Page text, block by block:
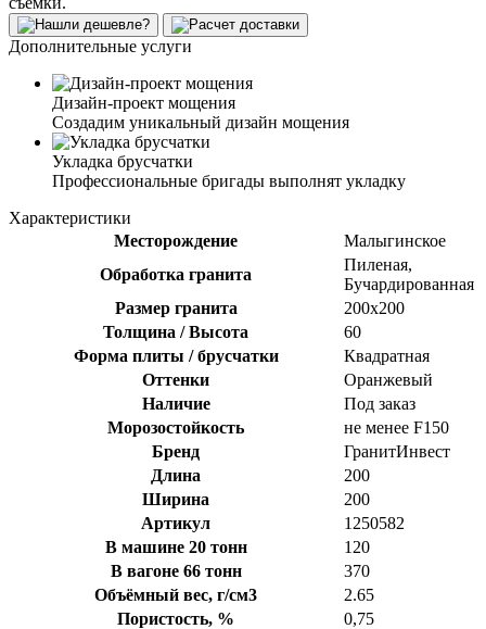
Дополнительные услуги
Дизайн-проект мощения
Создадим уникальный дизайн мощения
Укладка брусчатки
Профессиональные бригады выполнят укладку
Характеристики
Месторождение
Малыгинское
Обработка гранита
Пиленая,
Бучардированная
Размер гранита
200х200
Толщина / Высота
60
Форма плиты / брусчатки
Квадратная
Оттенки
Оранжевый
Наличие
Под заказ
Морозостойкость
не менее F150
Бренд
ГранитИнвест
Длина
200
Ширина
200
Артикул
1250582
В машине 20 тонн
120
В вагоне 66 тонн
370
Объёмный вес, г/см3
2.65
Пористость, %
0,75